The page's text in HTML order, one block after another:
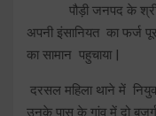
पौड़ी जनपद के
अपनी इंसानियत का फर्ज
का सामान पहुचाया |
दरसल महिला थाने में नियुक्त
उनके पास के गांव में दो